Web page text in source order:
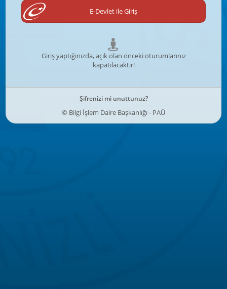
Giriş yaptığınızda, açık olan önceki oturumlarınız
kapatılacaktır!
Şifrenizi mi unuttunuz?
© Bilgi İşlem Daire Başkanlığı - PAÜ